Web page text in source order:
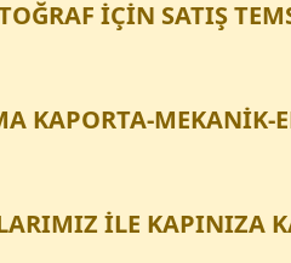
İÇİN SATIŞ
KAPORTA-MEKANİK-
İLE KAPINIZA